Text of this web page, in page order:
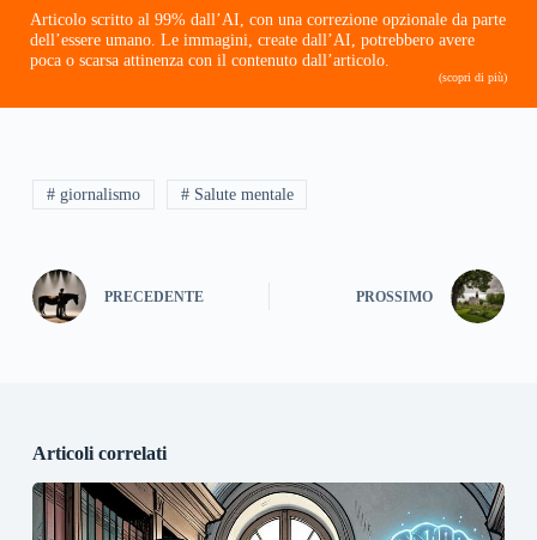
Articolo scritto al 99% dall’AI, con una correzione opzionale da parte
dell’essere umano. Le immagini, create dall’AI, potrebbero avere
poca o scarsa attinenza con il contenuto dall’articolo.
(scopri di più)
# giornalismo # Salute mentale
PRECEDENTE PROSSIMO
Articoli correlati